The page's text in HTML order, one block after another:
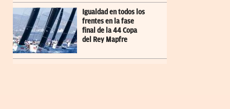
Igualdad en todos los
frentes en la fase
final de la 44 Copa
del Rey Mapfre